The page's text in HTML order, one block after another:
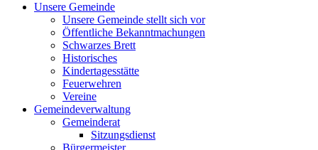
Unsere Gemeinde
Unsere Gemeinde stellt sich vor
Öffentliche Bekanntmachungen
Schwarzes Brett
Historisches
Kindertagesstätte
Feuerwehren
Vereine
Gemeindeverwaltung
Gemeinderat
Sitzungsdienst
Bürgermeister